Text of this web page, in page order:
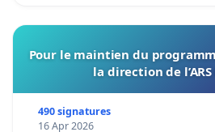
Pour le maintien du
la direction de
490 signatures
16 Apr 2026